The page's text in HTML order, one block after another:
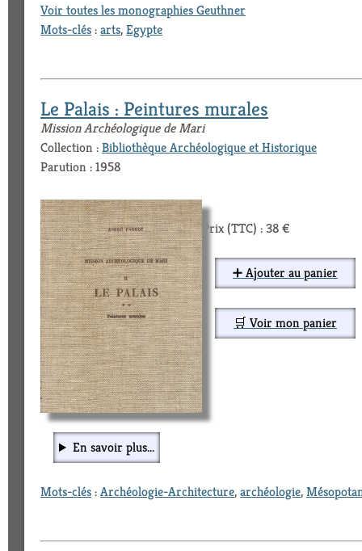
Voir toutes les monographies Geuthner
Mots-clés:arts,Egypte
Le Palais : Peintures murales
Mission Archéologique de Mari
Collection :Bibliothèque Archéologique et Historique
Parution : 1958
Prix (TTC) : 38 €
➕ Ajouter au panier
🛒 Voir mon panier
En savoir plus...
Mots-clés:Archéologie-Architecture,archéologie,